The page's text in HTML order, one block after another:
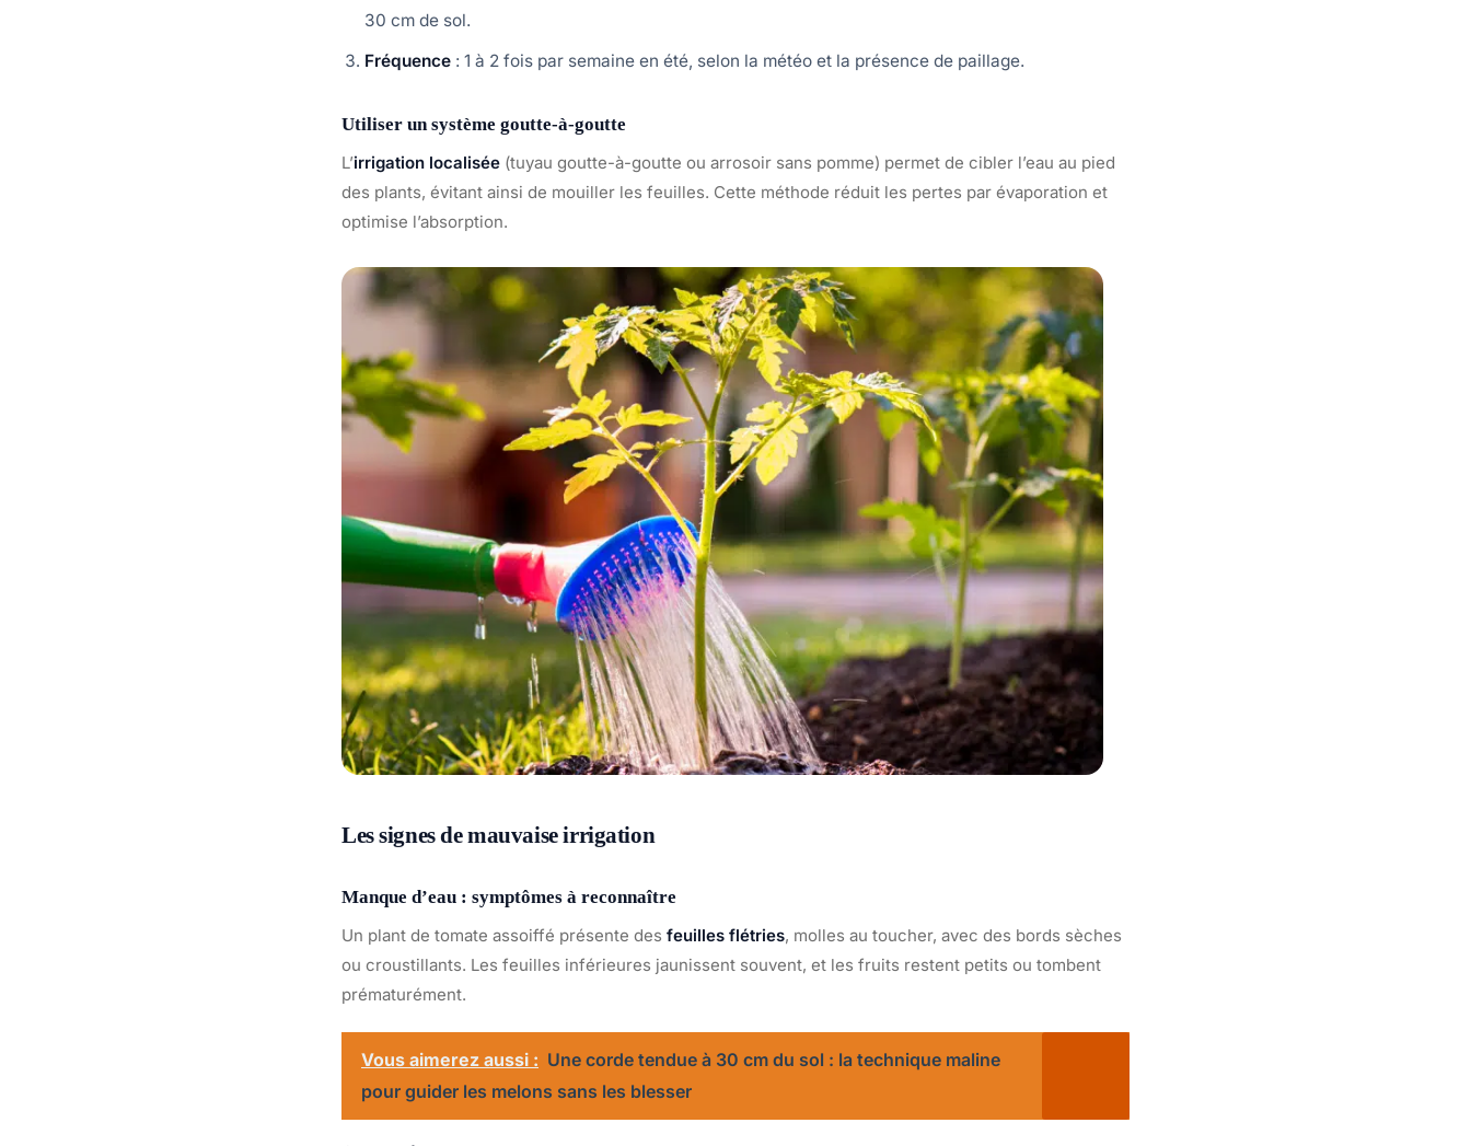
30 cm de sol.
Fréquence : 1 à 2 fois par semaine en été, selon la météo et la présence de paillage.
Utiliser un système goutte-à-goutte
L’irrigation localisée (tuyau goutte-à-goutte ou arrosoir sans pomme) permet de cibler l’eau au pied
des plants, évitant ainsi de mouiller les feuilles. Cette méthode réduit les pertes par évaporation et
optimise l’absorption.
Les signes de mauvaise irrigation
Manque d’eau : symptômes à reconnaître
Un plant de tomate assoiffé présente des feuilles flétries, molles au toucher, avec des bords sèches
ou croustillants. Les feuilles inférieures jaunissent souvent, et les fruits restent petits ou tombent
prématurément.
Vous aimerez aussi : Une corde tendue à 30 cm du sol : la technique maline
pour guider les melons sans les blesser